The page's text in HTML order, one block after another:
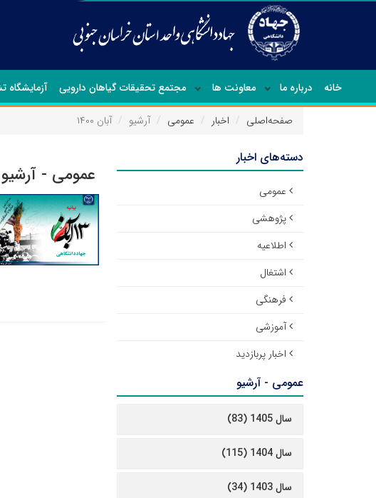
خانه درباره ما معاونت ها مجتمع تحقیقات گیاهان دارویی
صفحه‌اصلی اخبار عمومی آرشیو آبان ۱۴۰۰
عمومی - آرشیو
دسته‌های اخبار
عمومی
پژوهشی
اطلاعیه
اشتغال
فرهنگی
آموزشی
اخبار پربازدید
عمومی - آرشیو
سال 1405 (83)
سال 1404 (115)
سال 1403 (34)